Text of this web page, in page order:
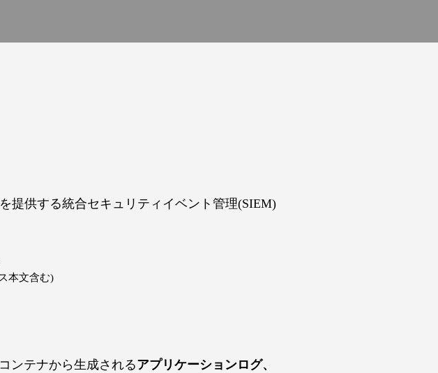
を提供する統合セキュリティイベント管理(SIEM)
本文含む)
ンテナから生成されるアプリケーションログ、